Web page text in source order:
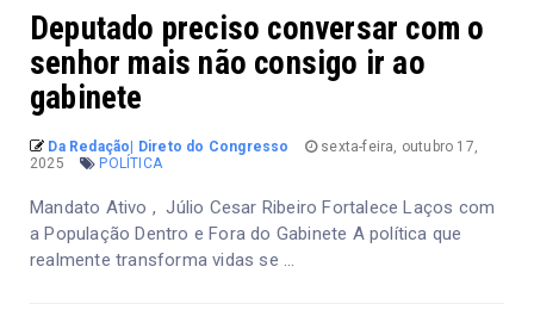
Deputado preciso conversar com o
senhor mais não consigo ir ao
gabinete
Da Redação| Direto do Congresso
sexta-feira, outubro 17,
2025
POLÍTICA
Mandato Ativo , Júlio Cesar Ribeiro Fortalece Laços com
a População Dentro e Fora do Gabinete A política que
realmente transforma vidas se ...